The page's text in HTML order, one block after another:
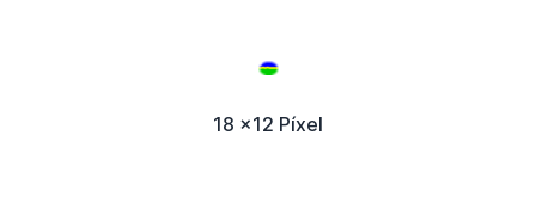
18 x12 Píxel